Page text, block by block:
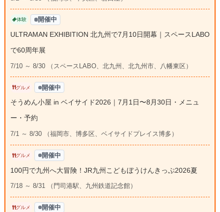
体験 開催中
ULTRAMAN EXHIBITION 北九州で7月10日開幕｜スペースLABO
で60周年展
7/10 ～ 8/30 （スペースLABO、北九州、北九州市、八幡東区）
グルメ 開催中
そうめん小屋 in ベイサイド2026｜7月1日〜8月30日・メニュ
ー・予約
7/1 ～ 8/30 （福岡市、博多区、ベイサイドプレイス博多）
グルメ 開催中
100円で九州へ大冒険！JR九州こどもぼうけんきっぷ2026夏
7/18 ～ 8/31 （門司港駅、九州鉄道記念館）
グルメ 開催中